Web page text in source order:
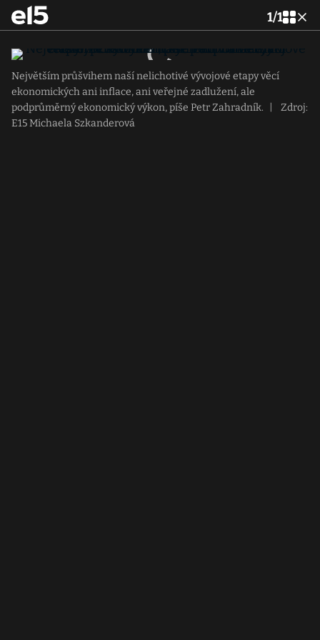
1/1
Největším průšvihem naší nelichotivé vývojové etapy věcí
ekonomických ani inflace, ani veřejné zadlužení, ale
podprůměrný ekonomický výkon, píše Petr Zahradník.
Zdroj:
E15 Michaela Szkanderová